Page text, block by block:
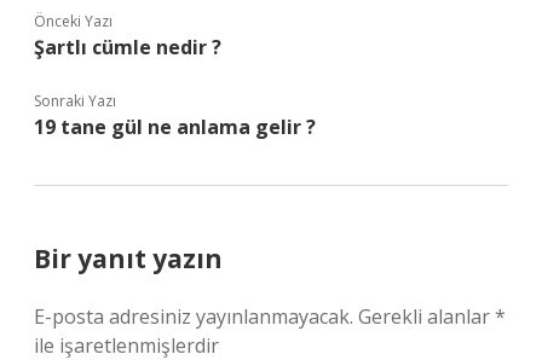
Önceki Yazı
Şartlı cümle nedir ?
Sonraki Yazı
19 tane gül ne anlama gelir ?
Bir yanıt yazın
E-posta adresiniz yayınlanmayacak. Gerekli alanlar*
ile işaretlenmişlerdir